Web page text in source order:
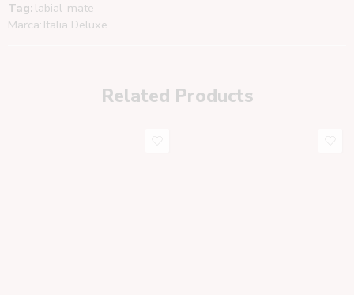
Tag: labial-mate
Marca: Italia Deluxe
Related Products